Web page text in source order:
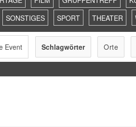
SONSTIGES SPORT THEATER
Schlagwörter Orte